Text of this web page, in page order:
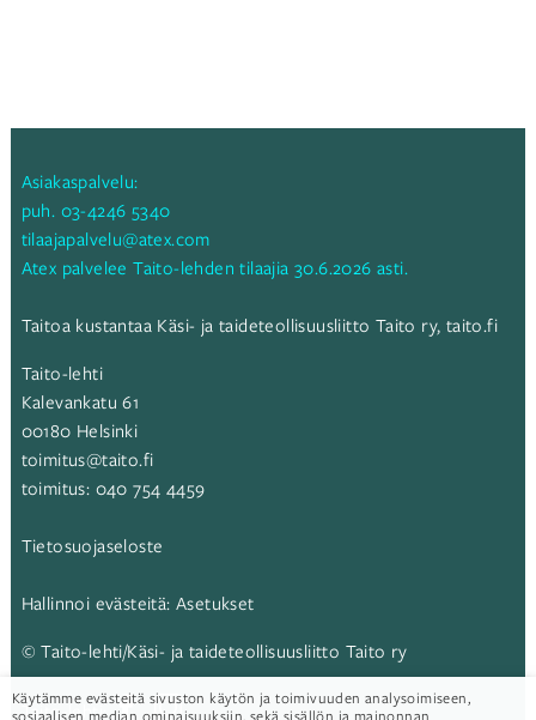
Asiakaspalvelu:
puh. 03-4246 5340
tilaajapalvelu@atex.com
Atex palvelee Taito-lehden tilaajia 30.6.2026 asti.
Taitoa kustantaa Käsi- ja taideteollisuusliitto Taito ry, taito.fi
Taito-lehti
Kalevankatu 61
00180 Helsinki
toimitus@taito.fi
toimitus: 040 754 4459
Tietosuojaseloste
Hallinnoi evästeitä: Asetukset
© Taito-lehti/Käsi- ja taideteollisuusliitto Taito ry
Taito-lehti:
Käytämme evästeitä sivuston käytön ja toimivuuden analysoimiseen,
sosiaalisen median ominaisuuksiin, sekä sisällön ja mainonnan